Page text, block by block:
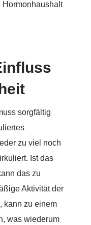
Hormonhaushalt
sorgfältig
zu viel noch
Ist das
das zu
Aktivität der
kann zu einem
was wiederum